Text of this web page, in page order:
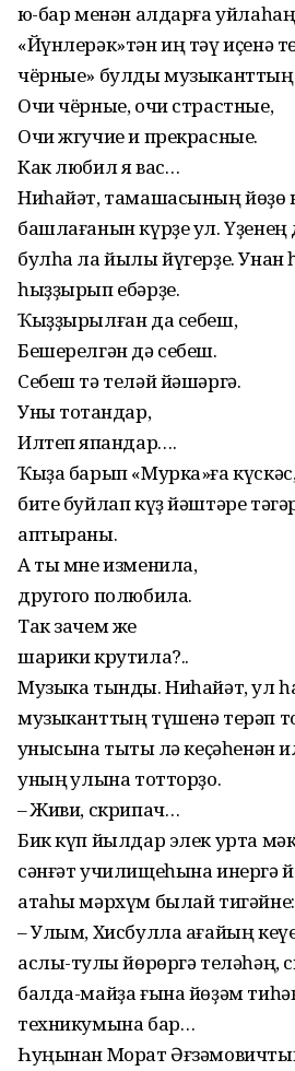
юҡ-бар менән алдарға
«Йүнлерәк»тән иң тәү иҫенә
чёрные» булды
Очи чёрные, очи страстные,
Очи жгучие и прекрасные.
Как любил я вас…
Ниһайәт, тамашасының йөҙө
башлағанын күрҙе ул. Үҙенең
булһа ла йылы йүгерҙе.
һыҙ­ҙырып ебәрҙе.
Ҡыҙҙырылған да себеш,
Бешерелгән дә себеш.
Себеш тә теләй йәшәргә.
Уны тотҡандар,
Илтеп япҡандар….
Ҡыҙа барып «Мурка»ға
бите буйлап күҙ йәштәре
аптыраны.
А ты мне изменила,
другого полюбила.
Так зачем же
шарики крутила?..
Музыка тынды. Ниһайәт, ул
музыканттың түшенә терәп
ҡунысына тыҡты лә кеҫәһенән
уның ҡулына тотторҙо.
– Живи, скрипач…
Бик күп йылдар элек урта
сәнғәт училищеһына инергә
атаһы мәрхүм былай тиг­әйне:
– Улым, Хисбулла ағайың
аслы-туҡлы йөрөргә теләһәң,
балда-майҙа ғына йөҙәм
техникумына бар…
Һуңынан Морат